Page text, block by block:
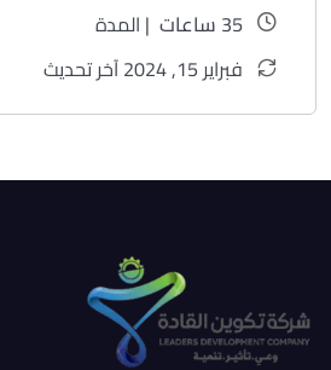
35 ساعات | المدة
فبراير 15, 2024 آخر تحديث